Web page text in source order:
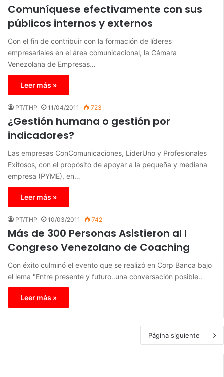
Comuníquese efectivamente con sus
públicos internos y externos
Con el fin de contribuir con la formación de líderes
empresariales en el área comunicacional, la Cámara
Venezolana de Empresas…
Leer más »
PT/THP 11/04/2011 723
¿Gestión humana o gestión por
indicadores?
Las empresas ConComunicaciones, LiderUno y Profesionales
Exitosos, con el propósito de apoyar a la pequeña y mediana
empresa (PYME), en…
Leer más »
PT/THP 10/03/2011 742
Más de 300 Personas Asistieron al I
Congreso Venezolano de Coaching
Con éxito culminó el evento que se realizó en Corp Banca bajo
el lema "Entre presente y futuro..una conversación posible..
Leer más »
Página siguiente